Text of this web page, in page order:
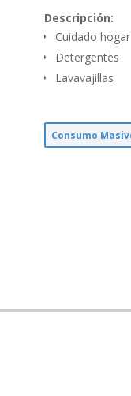
Descripción:
Cuidado hogar
Detergentes
Lavavajillas
Consumo